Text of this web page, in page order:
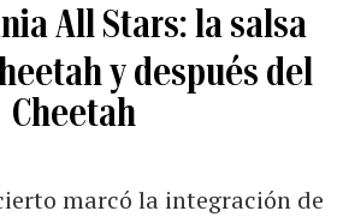
All Stars: la salsa
y después del
Cheetah
marcó la integración de